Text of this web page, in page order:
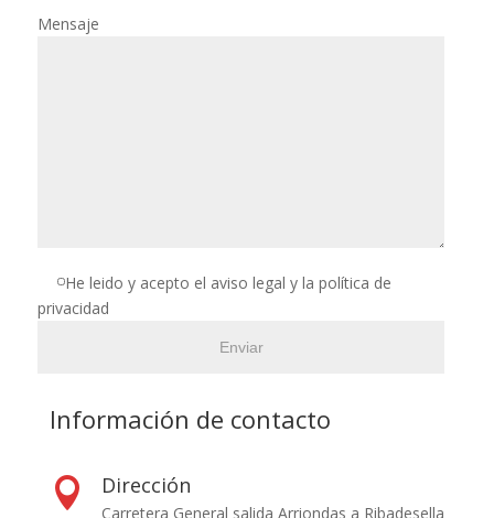
Mensaje
He leido y acepto el aviso legal y la política de
privacidad
Información de contacto
 Dirección
Carretera General salida Arriondas a Ribadesella